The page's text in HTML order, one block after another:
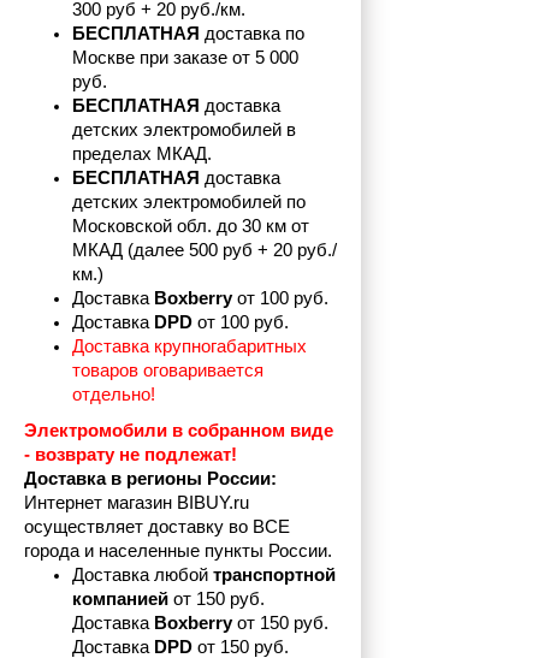
300 руб + 20 руб./км.
БЕСПЛАТНАЯ доставка по
Москве при заказе от 5 000
руб.
БЕСПЛАТНАЯ доставка
детских электромобилей в
пределах МКАД.
БЕСПЛАТНАЯ доставка
детских электромобилей по
Московской обл. до 30 км от
МКАД (далее 500 руб + 20 руб./
км.)
Доставка Boxberry от 100 руб.
Доставка DPD от 100 руб.
Доставка крупногабаритных
товаров оговаривается
отдельно!
Электромобили в собранном виде
- возврату не подлежат!
Доставка в регионы России:
Интернет магазин BIBUY.ru
осуществляет доставку во ВСЕ
города и населенные пункты России.
Доставка любой транспортной
компанией от 150 руб.
Доставка Boxberry от 150 руб.
Доставка DPD от 150 руб.